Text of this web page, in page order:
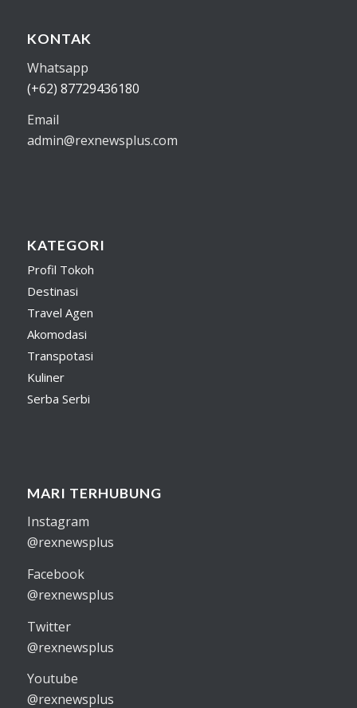
KONTAK
Whatsapp
(+62) 87729436180
Email
admin@rexnewsplus.com
KATEGORI
Profil Tokoh
Destinasi
Travel Agen
Akomodasi
Transpotasi
Kuliner
Serba Serbi
MARI TERHUBUNG
Instagram
@rexnewsplus
Facebook
@rexnewsplus
Twitter
@rexnewsplus
Youtube
@rexnewsplus